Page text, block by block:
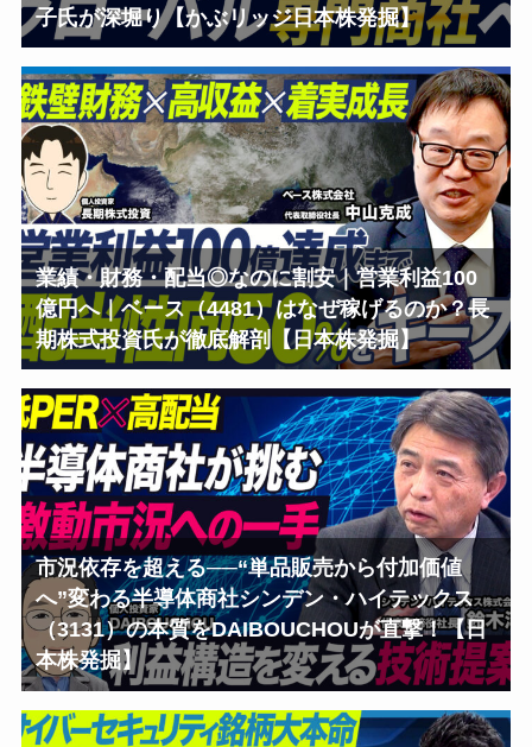
子氏が深堀り【かぶリッジ日本株発掘】
業績・財務・配当◎なのに割安｜営業利益100
億円へ｜ベース（4481）はなぜ稼げるのか？長
期株式投資氏が徹底解剖【日本株発掘】
市況依存を超える──“単品販売から付加価値
へ”変わる半導体商社シンデン・ハイテックス
（3131）の本質をDAIBOUCHOUが直撃！【日
本株発掘】